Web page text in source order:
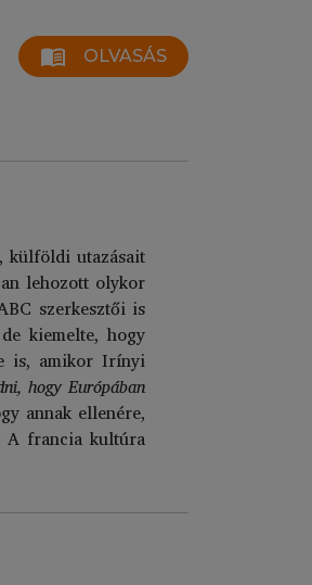
menu_book OLVASÁS
külföldi utazásait
lehozott olykor
szerkesztői is
kiemelte, hogy
is, amikor Irínyi
hogy Európában
annak ellenére,
A francia kultúra